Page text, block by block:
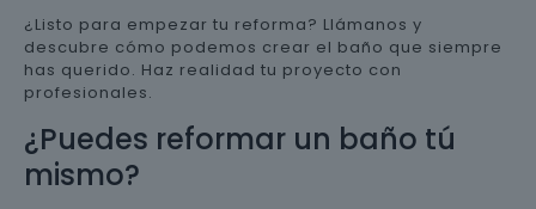
¿Listo para empezar tu reforma? Llámanos y
descubre cómo podemos crear el baño que siempre
has querido. Haz realidad tu proyecto con
profesionales.
¿Puedes reformar un baño tú
mismo?